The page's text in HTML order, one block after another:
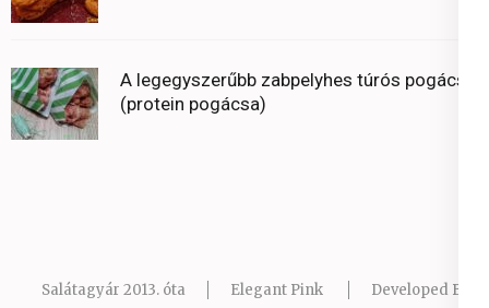
A legegyszerűbb zabpelyhes túrós pogácsa
(protein pogácsa)
Salátagyár 2013. óta Elegant Pink Developed By